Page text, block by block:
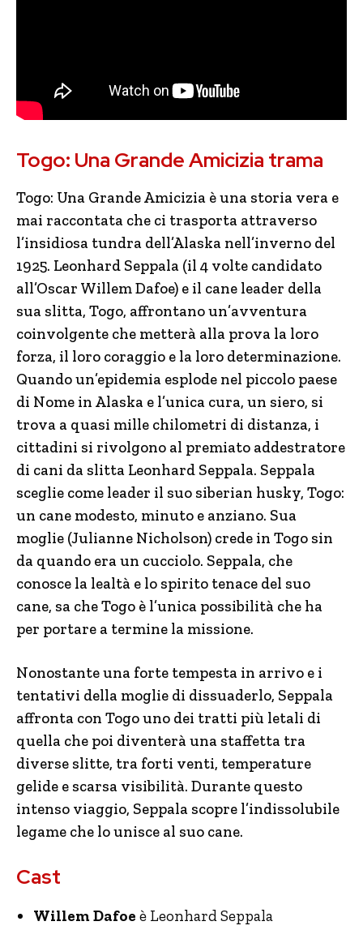
Togo: Una Grande Amicizia trama
Togo: Una Grande Amicizia è una storia vera e
mai raccontata che ci trasporta attraverso
l’insidiosa tundra dell’Alaska nell’inverno del
1925. Leonhard Seppala (il 4 volte candidato
all’Oscar Willem Dafoe) e il cane leader della
sua slitta, Togo, affrontano un’avventura
coinvolgente che metterà alla prova la loro
forza, il loro coraggio e la loro determinazione.
Quando un’epidemia esplode nel piccolo paese
di Nome in Alaska e l’unica cura, un siero, si
trova a quasi mille chilometri di distanza, i
cittadini si rivolgono al premiato addestratore
di cani da slitta Leonhard Seppala. Seppala
sceglie come leader il suo siberian husky, Togo:
un cane modesto, minuto e anziano. Sua
moglie (Julianne Nicholson) crede in Togo sin
da quando era un cucciolo. Seppala, che
conosce la lealtà e lo spirito tenace del suo
cane, sa che Togo è l’unica possibilità che ha
per portare a termine la missione.
Nonostante una forte tempesta in arrivo e i
tentativi della moglie di dissuaderlo, Seppala
affronta con Togo uno dei tratti più letali di
quella che poi diventerà una staffetta tra
diverse slitte, tra forti venti, temperature
gelide e scarsa visibilità. Durante questo
intenso viaggio, Seppala scopre l’indissolubile
legame che lo unisce al suo cane.
Cast
Willem Dafoe è Leonhard Seppala